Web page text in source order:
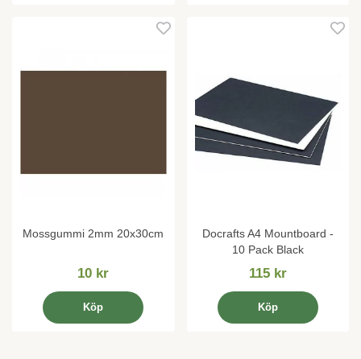
Mossgummi 2mm 20x30cm
10 kr
Köp
Docrafts A4 Mountboard -
10 Pack Black
115 kr
Köp